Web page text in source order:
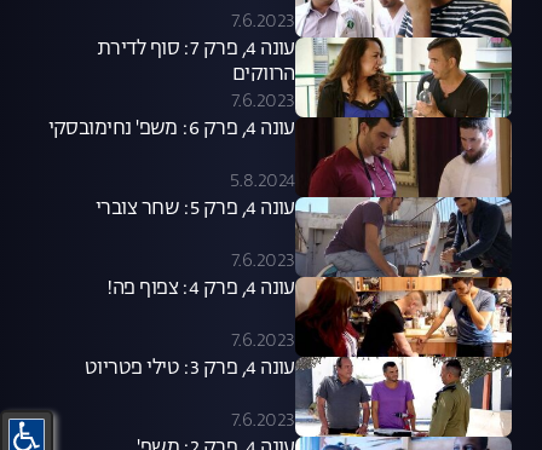
7.6.2023
עונה 4, פרק 7: סוף לדירת
הרווקים
7.6.2023
עונה 4, פרק 6: משפ' נחימובסקי
5.8.2024
עונה 4, פרק 5: שחר צוברי
7.6.2023
עונה 4, פרק 4: צפוף פה!
7.6.2023
עונה 4, פרק 3: טילי פטריוט
7.6.2023